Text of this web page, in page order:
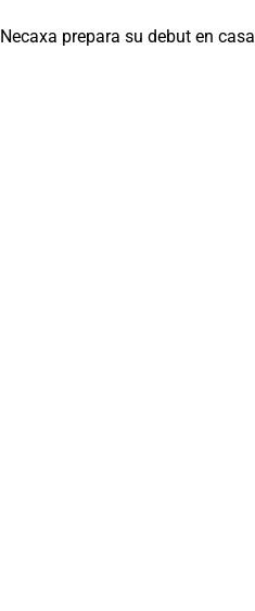
Necaxa prepara su debut en casa